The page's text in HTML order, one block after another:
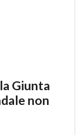
Giunta
non